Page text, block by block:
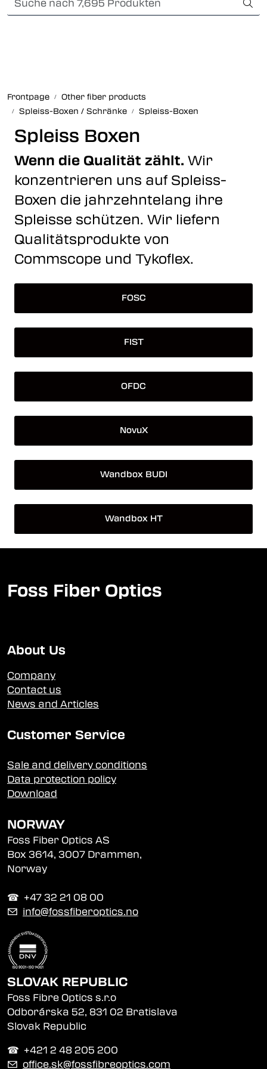
Skip to main content Card payment
Frontpage
Other fiber products
Spleiss-Boxen / Schränke
Spleiss-Boxen
Spleiss Boxen
Wenn die Qualität zählt. Wir
konzentrieren uns auf Spleiss-
Boxen die jahrzehntelang ihre
Spleisse schützen. Wir liefern
Qualitätsprodukte von
Commscope und Tykoflex.
FOSC
FIST
OFDC
NovuX
Wandbox BUDI
Wandbox HT
Foss Fiber Optics
About Us
Company
Contact us
News and Articles
Customer Service
Sale and delivery conditions
Data protection policy
Download
NORWAY
Foss Fiber Optics AS
Box 3614, 3007 Drammen,
Norway
☎︎ +47 32 21 08 00
✉ info@fossfiberoptics.no
SLOVAK REPUBLIC
Foss Fibre Optics s.r.o
Odborárska 52, 831 02 Bratislava
Slovak Republic
☎︎ +421 2 48 205 200
✉ office.sk@fossfibreoptics.com
Foss Data Center systems
Plug & play solutions
Other fiber products
Infocenter